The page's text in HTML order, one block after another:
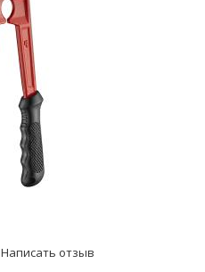
Написать отзыв